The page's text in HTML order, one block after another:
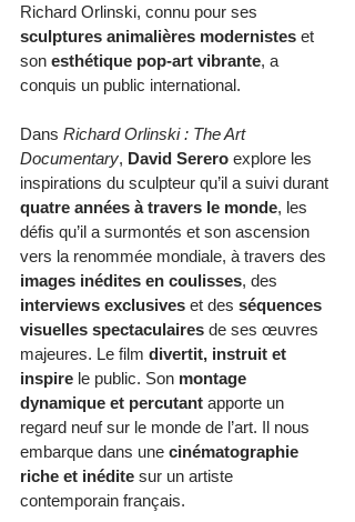
Richard Orlinski, connu pour ses
sculptures animalières modernistes et
son esthétique pop-art vibrante, a
conquis un public international.
Dans Richard Orlinski : The Art
Documentary, David Serero explore les
inspirations du sculpteur qu’il a suivi durant
quatre années à travers le monde, les
défis qu’il a surmontés et son ascension
vers la renommée mondiale, à travers des
images inédites en coulisses, des
interviews exclusives et des séquences
visuelles spectaculaires de ses œuvres
majeures. Le film divertit, instruit et
inspire le public. Son montage
dynamique et percutant apporte un
regard neuf sur le monde de l’art. Il nous
embarque dans une cinématographie
riche et inédite sur un artiste
contemporain français.